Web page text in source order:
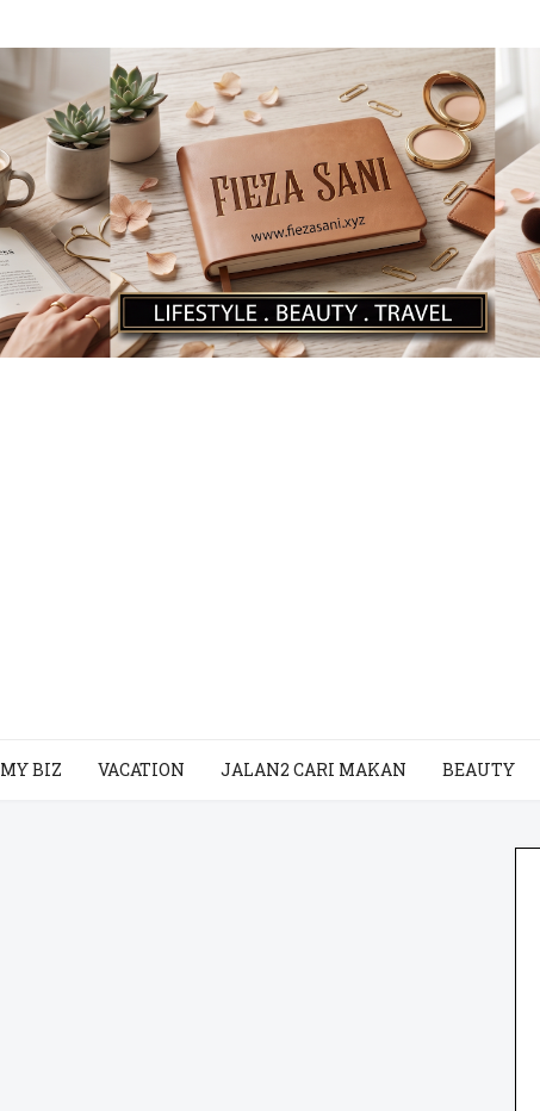
MY BIZ VACATION JALAN2 CARI MAKAN BEAUTY